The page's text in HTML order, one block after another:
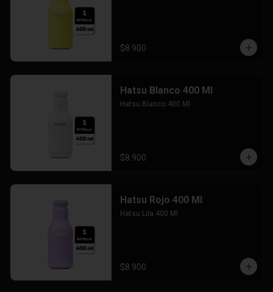
$8.900
Hatsu Blanco 400 Ml
Hatsu Blanco 400 Ml
$8.900
Hatsu Rojo 400 Ml
Hatsu Lila 400 Ml
$8.900